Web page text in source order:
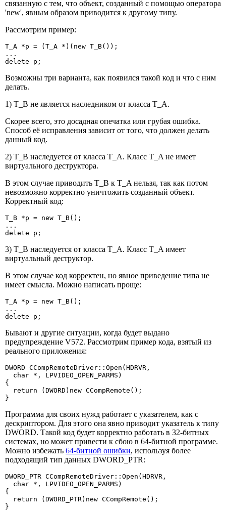
связанную с тем, что объект, созданный с помощью оператора
'new', явным образом приводится к другому типу.
Рассмотрим пример:
T_A *p = (T_A *)(new T_B());
...
delete p;
Возможны три варианта, как появился такой код и что с ним
делать.
1) T_B не является наследником от класса T_A.
Скорее всего, это досадная опечатка или грубая ошибка.
Способ её исправления зависит от того, что должен делать
данный код.
2) T_B наследуется от класса T_A. Класс T_A не имеет
виртуального деструктора.
В этом случае приводить T_B к T_A нельзя, так как потом
невозможно корректно уничтожить созданный объект.
Корректный код:
T_B *p = new T_B();
...
delete p;
3) T_B наследуется от класса T_A. Класс T_A имеет
виртуальный деструктор.
В этом случае код корректен, но явное приведение типа не
имеет смысла. Можно написать проще:
T_A *p = new T_B();
...
delete p;
Бывают и другие ситуации, когда будет выдано
предупреждение V572. Рассмотрим пример кода, взятый из
реального приложения:
DWORD CCompRemoteDriver::Open(HDRVR,
  char *, LPVIDEO_OPEN_PARMS)
{
  return (DWORD)new CCompRemote();
}
Программа для своих нужд работает с указателем, как с
дескриптором. Для этого она явно приводит указатель к типу
DWORD. Такой код будет корректно работать в 32-битных
системах, но может привести к сбою в 64-битной программе.
Можно избежать 64-битной ошибки, используя более
подходящий тип данных DWORD_PTR:
DWORD_PTR CCompRemoteDriver::Open(HDRVR,
  char *, LPVIDEO_OPEN_PARMS)
{
  return (DWORD_PTR)new CCompRemote();
}